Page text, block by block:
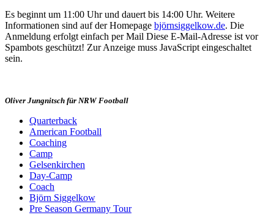
Es beginnt um 11:00 Uhr und dauert bis 14:00 Uhr. Weitere
Informationen sind auf der Homepage björnsiggelkow.de. Die
Anmeldung erfolgt einfach per Mail Diese E-Mail-Adresse ist vor
Spambots geschützt! Zur Anzeige muss JavaScript eingeschaltet
sein.
Oliver Jungnitsch für NRW Football
Quarterback
American Football
Coaching
Camp
Gelsenkirchen
Day-Camp
Coach
Björn Siggelkow
Pre Season Germany Tour